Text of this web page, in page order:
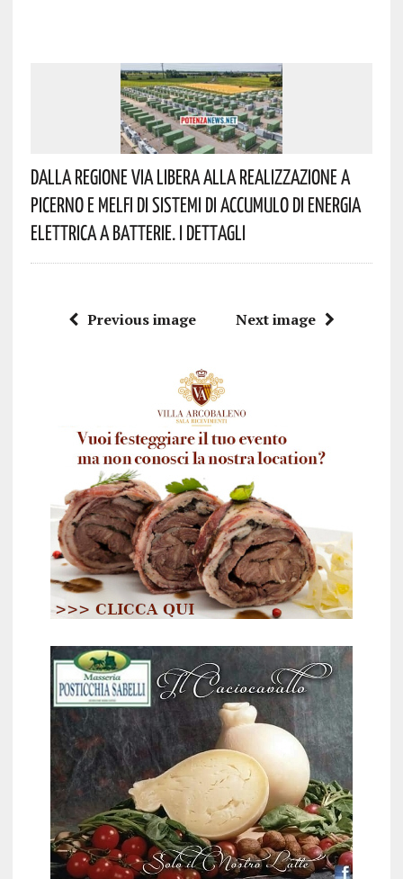
Dalla Regione Via Libera Alla Realizzazione A
Picerno E Melfi Di Sistemi Di Accumulo Di Energia
Elettrica A Batterie. I Dettagli
Previous image Next image